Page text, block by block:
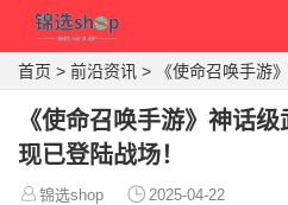
首页 > 前沿资讯 >
《使命召唤手游
登陆战场！
《使命召唤手游》神话
现已登陆战场！
锦选shop 2025-04-22